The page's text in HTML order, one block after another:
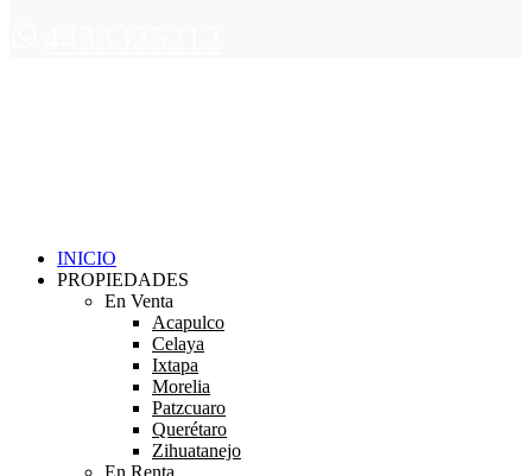
INICIO
PROPIEDADES
En Venta
Acapulco
Celaya
Ixtapa
Morelia
Patzcuaro
Querétaro
Zihuatanejo
En Renta